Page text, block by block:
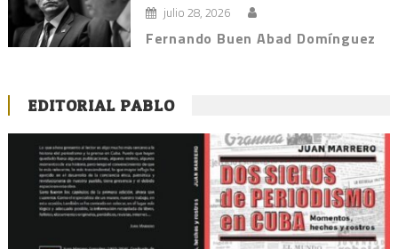
julio 28, 2026
Fernando Buen Abad Domínguez
EDITORIAL PABLO